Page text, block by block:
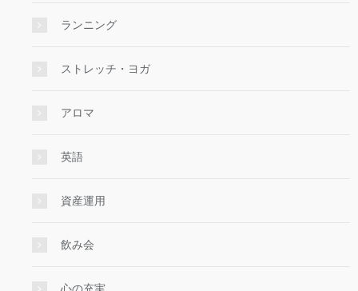
ランニング
ストレッチ・ヨガ
アロマ
英語
資産運用
飲み会